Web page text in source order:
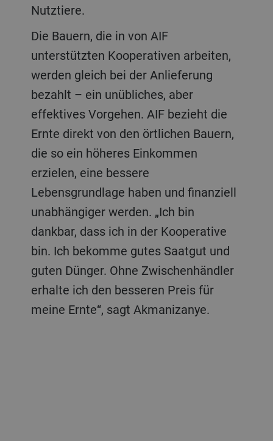
Nutztiere.
Die Bauern, die in von AIF
unterstützten Kooperativen arbeiten,
werden gleich bei der Anlieferung
bezahlt – ein unübliches, aber
effektives Vorgehen. AIF bezieht die
Ernte direkt von den örtlichen Bauern,
die so ein höheres Einkommen
erzielen, eine bessere
Lebensgrundlage haben und finanziell
unabhängiger werden. „Ich bin
dankbar, dass ich in der Kooperative
bin. Ich bekomme gutes Saatgut und
guten Dünger. Ohne Zwischenhändler
erhalte ich den besseren Preis für
meine Ernte“, sagt Akmanizanye.